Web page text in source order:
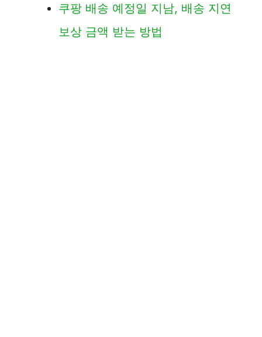
쿠팡 배송 예정일 지남, 배송 지연
보상 금액 받는 방법